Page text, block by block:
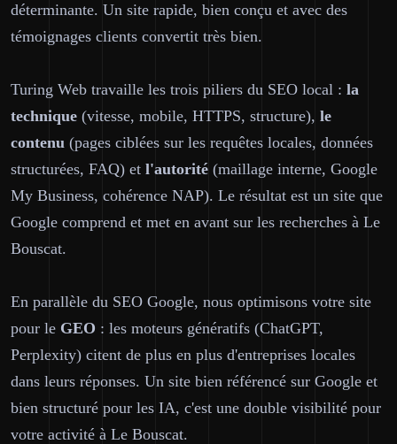
déterminante. Un site rapide, bien conçu et avec des
témoignages clients convertit très bien.
Turing Web travaille les trois piliers du SEO local : la
technique (vitesse, mobile, HTTPS, structure), le
contenu (pages ciblées sur les requêtes locales, données
structurées, FAQ) et l'autorité (maillage interne, Google
My Business, cohérence NAP). Le résultat est un site que
Google comprend et met en avant sur les recherches à Le
Bouscat.
En parallèle du SEO Google, nous optimisons votre site
pour le GEO : les moteurs génératifs (ChatGPT,
Perplexity) citent de plus en plus d'entreprises locales
dans leurs réponses. Un site bien référencé sur Google et
bien structuré pour les IA, c'est une double visibilité pour
votre activité à Le Bouscat.